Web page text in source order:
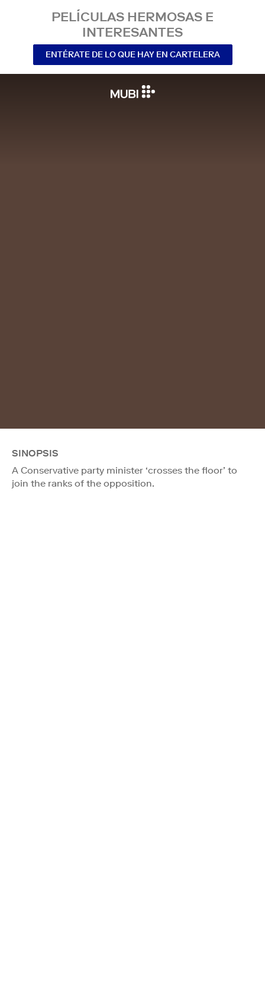
PELÍCULAS HERMOSAS E
INTERESANTES
ENTÉRATE DE LO QUE HAY EN CARTELERA
SINOPSIS
A Conservative party minister ‘crosses the floor’ to
join the ranks of the opposition.